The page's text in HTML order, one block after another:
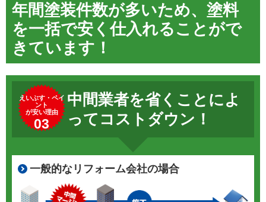
年間塗装件数が多いため、塗料
を一括で安く仕入れることがで
きています！
えいぶす・ペイ
ント
が安い理由
03
中間業者を省くことによ
ってコストダウン！
一般的なリフォーム会社の場合